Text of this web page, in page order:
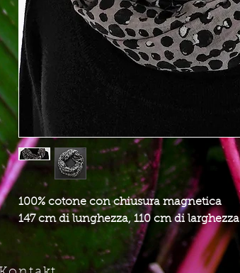
100% cotone con chiusura magnetica
147 cm di lunghezza, 110 cm di larghezza